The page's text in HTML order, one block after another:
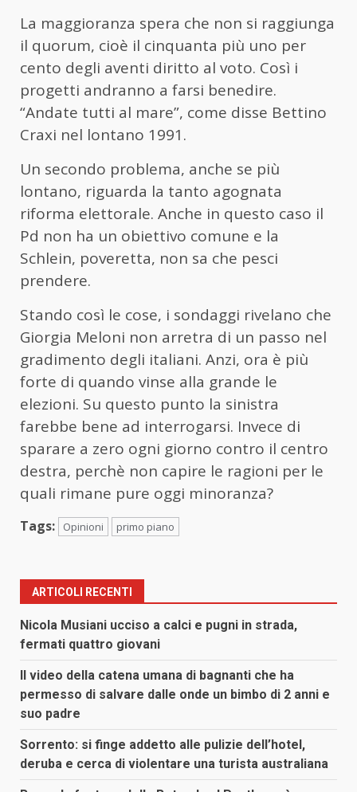
La maggioranza spera che non si raggiunga
il quorum, cioè il cinquanta più uno per
cento degli aventi diritto al voto. Così i
progetti andranno a farsi benedire.
“Andate tutti al mare”, come disse Bettino
Craxi nel lontano 1991.
Un secondo problema, anche se più
lontano, riguarda la tanto agognata
riforma elettorale. Anche in questo caso il
Pd non ha un obiettivo comune e la
Schlein, poveretta, non sa che pesci
prendere.
Stando così le cose, i sondaggi rivelano che
Giorgia Meloni non arretra di un passo nel
gradimento degli italiani. Anzi, ora è più
forte di quando vinse alla grande le
elezioni. Su questo punto la sinistra
farebbe bene ad interrogarsi. Invece di
sparare a zero ogni giorno contro il centro
destra, perchè non capire le ragioni per le
quali rimane pure oggi minoranza?
Tags: Opinioni primo piano
ARTICOLI RECENTI
Nicola Musiani ucciso a calci e pugni in strada,
fermati quattro giovani
Il video della catena umana di bagnanti che ha
permesso di salvare dalle onde un bimbo di 2 anni e
suo padre
Sorrento: si finge addetto alle pulizie dell’hotel,
deruba e cerca di violentare una turista australiana